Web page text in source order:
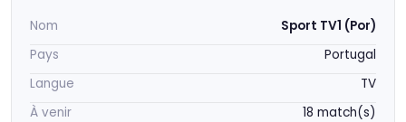
Nom
Sport TV1 (Por)
Pays
Portugal
Langue
TV
À venir
18 match(s)